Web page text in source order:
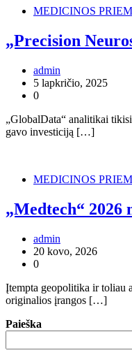
MEDICINOS
„Precision
admin
5 lapkričio, 2025
0
„GlobalData“ analitikai
gavo investiciją […]
MEDICINOS
„Medtech“
admin
20 kovo, 2026
0
Įtempta geopolitika ir toliau
originalios įrangos […]
Paieška